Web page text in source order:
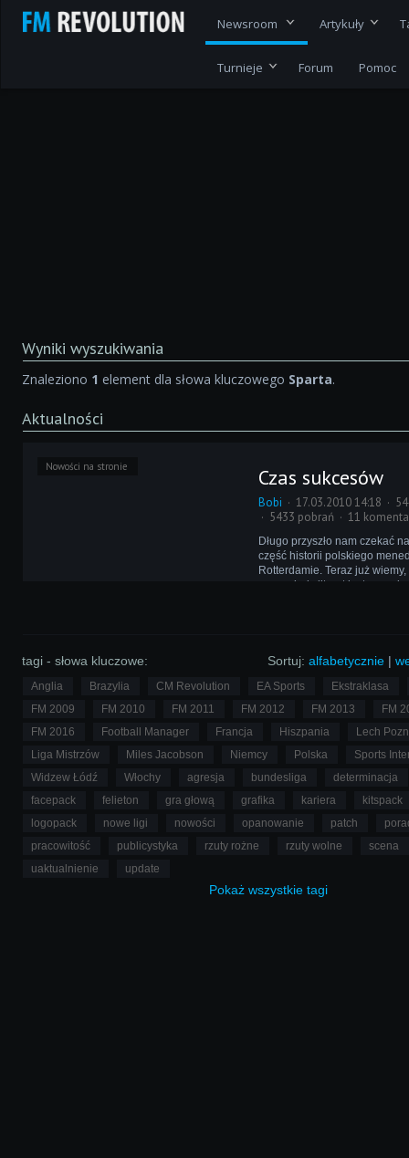
Newsroom Artykuły
Turnieje Forum Pomoc
Wyniki wyszukiwania
Znaleziono 1 element dla słowa kluczowego Sparta.
Aktualności
Nowości na stronie Czas sukcesów
Bobi 17.03.2010 14:18
5433 pobrań
11
Długo przyszło nam czekać
część historii polskiego
Rotterdamie. Teraz już wiemy,
nasz młody literat jest w
Sortuj: alfabetycznie |
tagi - słowa kluczowe:
Anglia Brazylia CM Revolution EA Sports
Ekstraklasa
FM 2009
FM 2010 FM 2011 FM 2012 FM 2013
FM
FM 2016
Football Manager Francja Hiszpania
Lech
Liga Mistrzów
Miles Jacobson Niemcy Polska
Sports
Widzew Łódź
Włochy agresja bundesliga
determinacja
facepack
felieton gra głową grafika kariera
kitspack
logopack
nowe ligi nowości opanowanie patch
pracowitość
publicystyka rzuty rożne rzuty wolne
scena
uaktualnienie
update
Pokaż wszystkie tagi